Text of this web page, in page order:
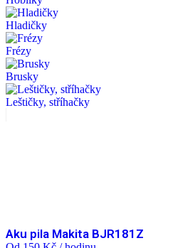
Hladičky
Frézy
Brusky
Leštičky, stříhačky
Aku pila Makita BJR181Z